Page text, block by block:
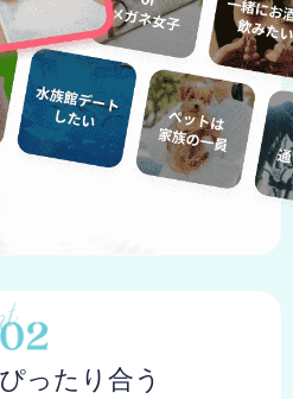
ったり合う